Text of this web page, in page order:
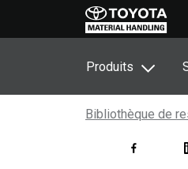
Produits
Bibliothèque de